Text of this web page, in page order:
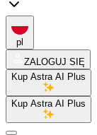
pl
ZALOGUJ SIĘ
Kup Astra AI Plus
Kup Astra AI Plus